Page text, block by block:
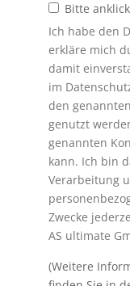
Bitte
Ich habe den
erkläre mich
damit
im
den
genutzt
genannten
kann. Ich bin
Verarbeitung
Zwecke
AS ultimate
(Weitere